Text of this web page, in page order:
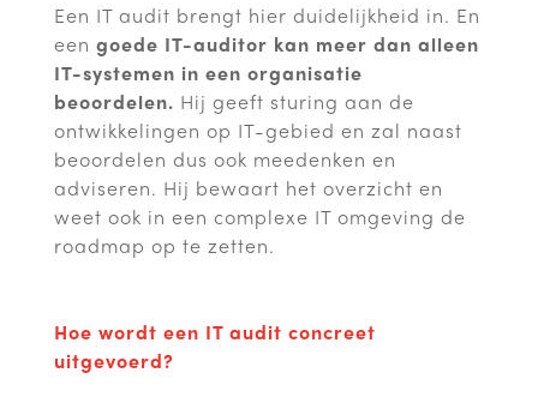
Een IT audit brengt hier duidelijkheid in. En
een goede IT-auditor kan meer dan alleen
IT-systemen in een organisatie
beoordelen. Hij geeft sturing aan de
ontwikkelingen op IT-gebied en zal naast
beoordelen dus ook meedenken en
adviseren. Hij bewaart het overzicht en
weet ook in een complexe IT omgeving de
roadmap op te zetten.
Hoe wordt een IT audit concreet
uitgevoerd?